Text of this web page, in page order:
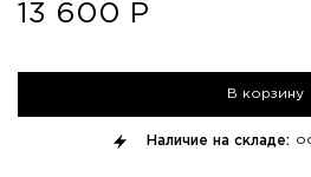
13 600 Р
В корзину
Наличие на складе: